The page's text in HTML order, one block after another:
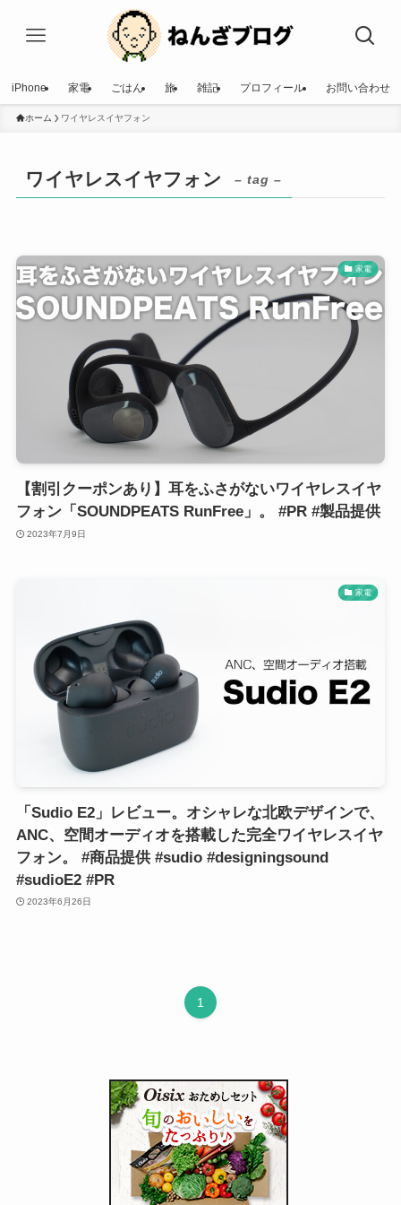
iPhone 家電 ごはん 旅 雑記 プロフィール お問い合わせ
ホーム ワイヤレスイヤフォン
ワイヤレスイヤフォン – tag –
家電
【割引クーポンあり】耳をふさがないワイヤレスイヤ
フォン「SOUNDPEATS RunFree」。 #PR #製品提供
2023年7月9日
家電
「Sudio E2」レビュー。オシャレな北欧デザインで、
ANC、空間オーディオを搭載した完全ワイヤレスイヤ
フォン。 #商品提供 #sudio #designingsound
#sudioE2 #PR
2023年6月26日
1